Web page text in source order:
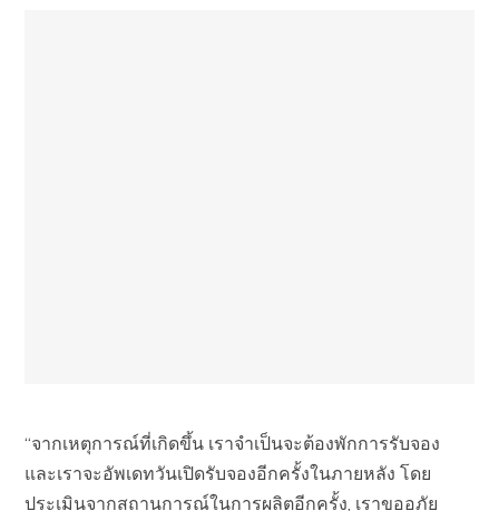
“จากเหตุการณ์ที่เกิดขึ้น เราจำเป็นจะต้องพักการรับจอง
และเราจะอัพเดทวันเปิดรับจองอีกครั้งในภายหลัง โดย
ประเมินจากสถานการณ์ในการผลิตอีกครั้ง, เราขออภัย